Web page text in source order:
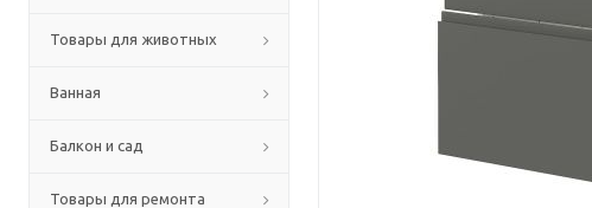
Товары для животных
Ванная
Балкон и сад
Товары для ремонта